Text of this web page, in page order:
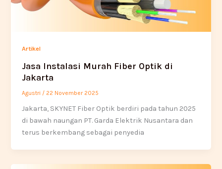
Artikel
Jasa Instalasi Murah Fiber Optik di
Jakarta
Agustri / 22 November 2025
Jakarta, SKYNET Fiber Optik berdiri pada tahun 2025
di bawah naungan PT. Garda Elektrik Nusantara dan
terus berkembang sebagai penyedia